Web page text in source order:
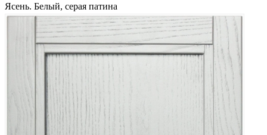
Ясень. Белый, серая патина